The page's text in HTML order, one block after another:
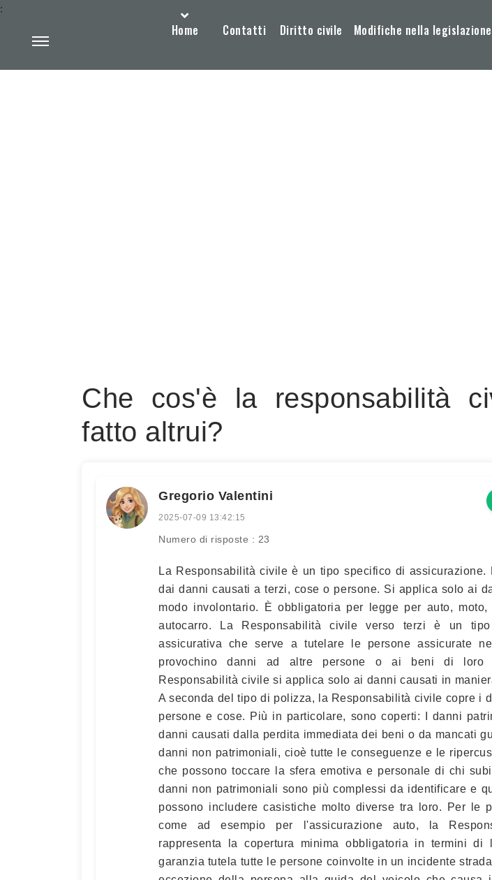
Home Contatti Diritto civile Modifiche nella
:
Che cos'è la responsabilità
fatto altrui?
Gregorio Valentini
2025-07-09 13:42:15
Numero di risposte : 23
La Responsabilità civile è un tipo specifico di assicurazione.
dai danni causati a terzi, cose o persone. Si applica solo ai
modo involontario. È obbligatoria per legge per auto, moto,
autocarro. La Responsabilità civile verso terzi è un
assicurativa che serve a tutelare le persone assicurate
provochino danni ad altre persone o ai beni di loro
Responsabilità civile si applica solo ai danni causati in
A seconda del tipo di polizza, la Responsabilità civile copre i
persone e cose. Più in particolare, sono coperti: I danni
danni causati dalla perdita immediata dei beni o da mancati
danni non patrimoniali, cioè tutte le conseguenze e le
che possono toccare la sfera emotiva e personale di chi
danni non patrimoniali sono più complessi da identificare e
possono includere casistiche molto diverse tra loro. Per le
come ad esempio per l'assicurazione auto, la
rappresenta la copertura minima obbligatoria in termini di
garanzia tutela tutte le persone coinvolte in un incidente